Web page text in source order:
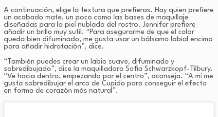
A continuación, elige la textura que prefieras. Hay quien prefiere
un acabado mate, un poco como las bases de maquillaje
diseñadas para la piel nublada del rostro. Jennifer prefiere
añadir un brillo muy sutil. “Para asegurarme de que el color
queda bien difuminado, me gusta usar un bálsamo labial encima
para añadir hidratación”, dice.
“También puedes crear un labio suave, difuminado y
sobredibujado”, dice la maquilladora Sofia Schwarzkopf-Tilbury.
“Ve hacia dentro, empezando por el centro”, aconseja. “A mí me
gusta sobredibujar el arco de Cupido para conseguir el efecto
en forma de corazón más natural”.